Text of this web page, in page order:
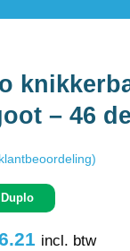
– 46
klantbeoordeling)
Huidige
incl. btw